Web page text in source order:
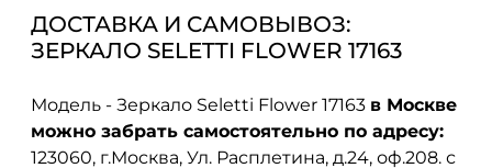
ДОСТАВКА И САМОВЫВОЗ:
ЗЕРКАЛО SELETTI FLOWER 17163
Модель - Зеркало Seletti Flower 17163 в Москве
можно забрать самостоятельно по адресу:
123060, г.Москва, Ул. Расплетина, д.24, оф.208. с